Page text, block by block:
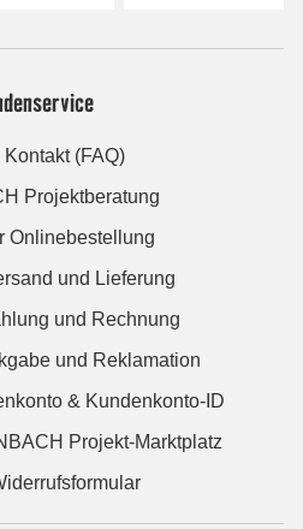
Kontakt (FAQ)
Projektberatung
Onlinebestellung
und Lieferung
und Rechnung
und Reklamation
& Kundenkonto-ID
Projekt-Marktplatz